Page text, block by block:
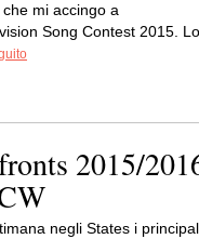
mi accingo a
Song Contest 2015. Lo
2015/
negli States i